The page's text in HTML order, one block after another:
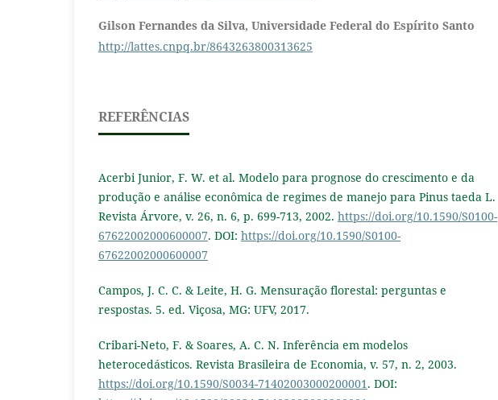
Gilson Fernandes da Silva, Universidade Federal do Espírito Santo
http://lattes.cnpq.br/8643263800313625
REFERÊNCIAS
Acerbi Junior, F. W. et al. Modelo para prognose do crescimento e da
produção e análise econômica de regimes de manejo para Pinus taeda L.
Revista Árvore, v. 26, n. 6, p. 699-713, 2002. https://doi.org/10.1590/S0100-
67622002000600007. DOI: https://doi.org/10.1590/S0100-
67622002000600007
Campos, J. C. C. & Leite, H. G. Mensuração florestal: perguntas e
respostas. 5. ed. Viçosa, MG: UFV, 2017.
Cribari-Neto, F. & Soares, A. C. N. Inferência em modelos
heterocedásticos. Revista Brasileira de Economia, v. 57, n. 2, 2003.
https://doi.org/10.1590/S0034-71402003000200001 . DOI: